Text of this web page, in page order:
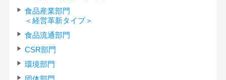
食品産業部門
＜経営革新タイプ＞
食品流通部門
CSR部門
環境部門